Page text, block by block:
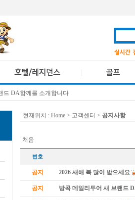
드 DA함께를 소개합니다
현재위치 : Home > 고객센터 > 공지사항
처음
번호
공지 2026 새해 복 많이 받으세요
공지 방콕 데일리투어 새 브랜드